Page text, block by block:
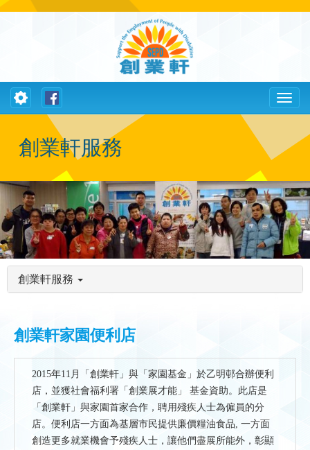
Toggle
Toggle
navigation
創業軒服務
創業軒服務
創業軒家園便利店
2015年11月「創業軒」與「家園基金」於乙明邨合辦便利
店，並獲社會福利署「創業展才能」 基金資助。此店是
「創業軒」與家園首家合作，聘用殘疾人士為僱員的分
店。便利店一方面為基層市民提供廉價糧油食品, 一方面
創造更多就業機會予殘疾人士，讓他們盡展所能外，彰顯